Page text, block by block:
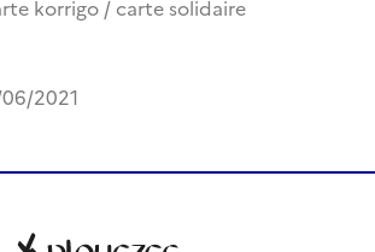
2021
korrigo / carte solidaire